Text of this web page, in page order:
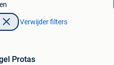
Verwijder filters
Protas